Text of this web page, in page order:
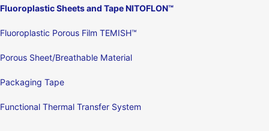
Fluoroplastic Sheets and Tape NITOFLON™
Fluoroplastic Porous Film TEMISH™
Porous Sheet/Breathable Material
Packaging Tape
Functional Thermal Transfer System